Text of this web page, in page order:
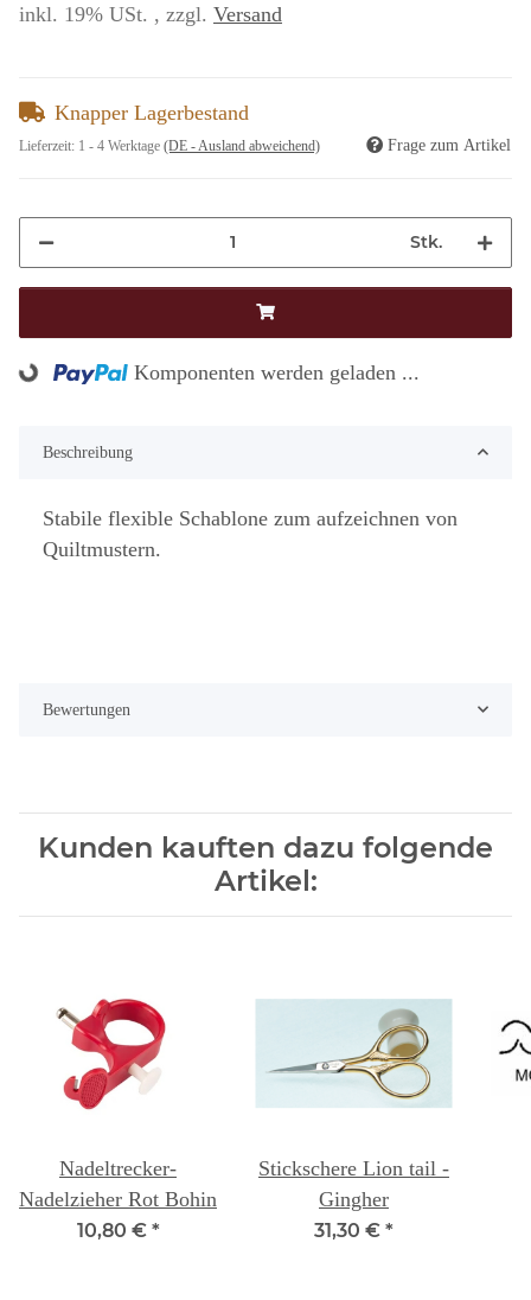
inkl. 19% USt. , zzgl. Versand
Knapper Lagerbestand
Lieferzeit: 1 - 4 Werktage (DE - Ausland abweichend) Frage zum Artikel
Stk.
Loading... Komponenten werden geladen ...
Beschreibung
Stabile flexible Schablone zum aufzeichnen von
Quiltmustern.
Bewertungen
Kunden kauften dazu folgende
Artikel:
Nadeltrecker-
Nadelzieher Rot Bohin
10,80 € *
Stickschere Lion tail -
Gingher
31,30 € *